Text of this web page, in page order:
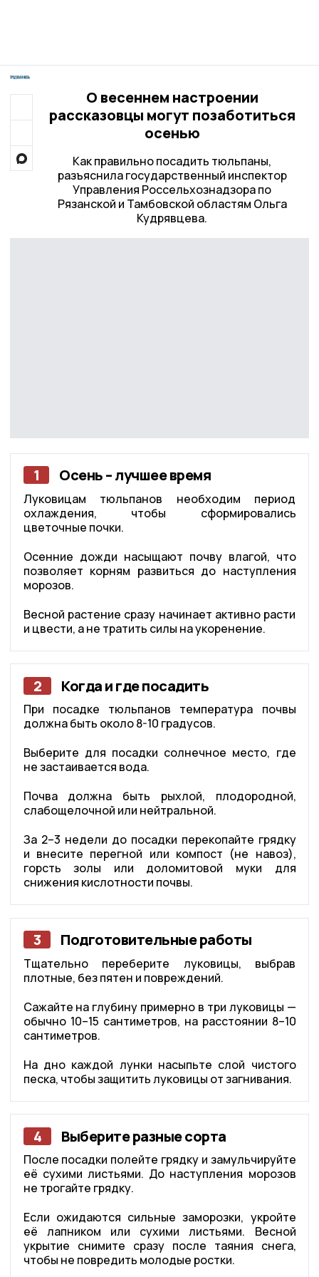
О весеннем настроении
рассказовцы могут позаботиться
осенью
Как правильно посадить тюльпаны,
разъяснила государственный инспектор
Управления Россельхознадзора по
Рязанской и Тамбовской областям Ольга
Кудрявцева.
1 Осень – лучшее время
Луковицам тюльпанов необходим период
охлаждения, чтобы сформировались
цветочные почки.
Осенние дожди насыщают почву влагой, что
позволяет корням развиться до наступления
морозов.
Весной растение сразу начинает активно расти
и цвести, а не тратить силы на укоренение.
2 Когда и где посадить
При посадке тюльпанов температура почвы
должна быть около 8-10 градусов.
Выберите для посадки солнечное место, где
не застаивается вода.
Почва должна быть рыхлой, плодородной,
слабощелочной или нейтральной.
За 2–3 недели до посадки перекопайте грядку
и внесите перегной или компост (не навоз),
горсть золы или доломитовой муки для
снижения кислотности почвы.
3 Подготовительные работы
Тщательно переберите луковицы, выбрав
плотные, без пятен и повреждений.
Сажайте на глубину примерно в три луковицы —
обычно 10–15 сантиметров, на расстоянии 8–10
сантиметров.
На дно каждой лунки насыпьте слой чистого
песка, чтобы защитить луковицы от загнивания.
4 Выберите разные сорта
После посадки полейте грядку и замульчируйте
её сухими листьями. До наступления морозов
не трогайте грядку.
Если ожидаются сильные заморозки, укройте
её лапником или сухими листьями. Весной
укрытие снимите сразу после таяния снега,
чтобы не повредить молодые ростки.